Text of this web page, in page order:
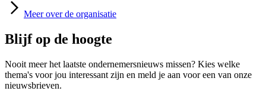
Meer over de organisatie
Blijf op de hoogte
Nooit meer het laatste ondernemersnieuws missen? Kies welke
thema's voor jou interessant zijn en meld je aan voor een van onze
nieuwsbrieven.